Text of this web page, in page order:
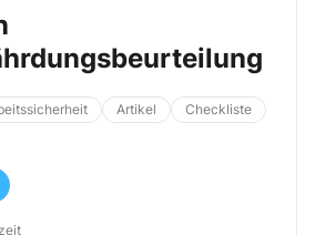
Artikel
Checkliste